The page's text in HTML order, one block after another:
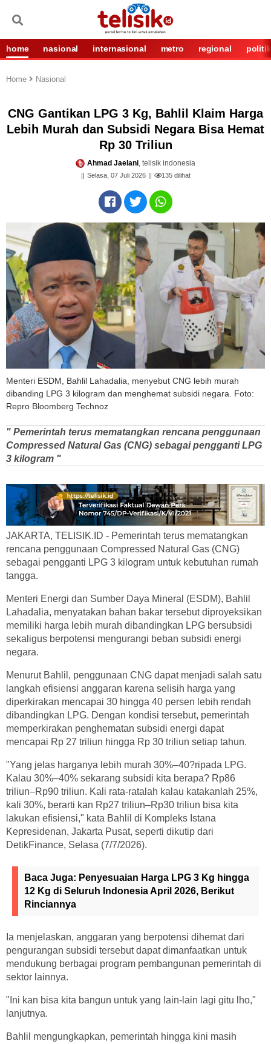
home nasional internasional metro regional politik
Home Nasional
CNG Gantikan LPG 3 Kg, Bahlil Klaim Harga
Lebih Murah dan Subsidi Negara Bisa Hemat
Rp 30 Triliun
Ahmad Jaelani, telisik indonesia
Selasa, 07 Juli 2026 135dilihat
Menteri ESDM, Bahlil Lahadalia, menyebut CNG lebih murah
dibanding LPG 3 kilogram dan menghemat subsidi negara. Foto:
Repro Bloomberg Technoz
" Pemerintah terus mematangkan rencana penggunaan
Compressed Natural Gas (CNG) sebagai pengganti LPG
3 kilogram "
JAKARTA, TELISIK.ID - Pemerintah terus mematangkan
rencana penggunaan Compressed Natural Gas (CNG)
sebagai pengganti LPG 3 kilogram untuk kebutuhan rumah
tangga.
Menteri Energi dan Sumber Daya Mineral (ESDM), Bahlil
Lahadalia, menyatakan bahan bakar tersebut diproyeksikan
memiliki harga lebih murah dibandingkan LPG bersubsidi
sekaligus berpotensi mengurangi beban subsidi energi
negara.
Menurut Bahlil, penggunaan CNG dapat menjadi salah satu
langkah efisiensi anggaran karena selisih harga yang
diperkirakan mencapai 30 hingga 40 persen lebih rendah
dibandingkan LPG. Dengan kondisi tersebut, pemerintah
memperkirakan penghematan subsidi energi dapat
mencapai Rp 27 triliun hingga Rp 30 triliun setiap tahun.
"Yang jelas harganya lebih murah 30%–40?ripada LPG.
Kalau 30%–40% sekarang subsidi kita berapa? Rp86
triliun–Rp90 triliun. Kali rata-ratalah kalau katakanlah 25%,
kali 30%, berarti kan Rp27 triliun–Rp30 triliun bisa kita
lakukan efisiensi," kata Bahlil di Kompleks Istana
Kepresidenan, Jakarta Pusat, seperti dikutip dari
DetikFinance, Selasa (7/7/2026).
Baca Juga: Penyesuaian Harga LPG 3 Kg hingga
12 Kg di Seluruh Indonesia April 2026, Berikut
Rinciannya
Ia menjelaskan, anggaran yang berpotensi dihemat dari
pengurangan subsidi tersebut dapat dimanfaatkan untuk
mendukung berbagai program pembangunan pemerintah di
sektor lainnya.
"Ini kan bisa kita bangun untuk yang lain-lain lagi gitu lho,"
lanjutnya.
Bahlil mengungkapkan, pemerintah hingga kini masih